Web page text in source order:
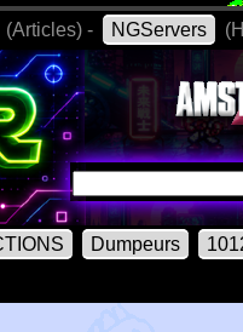
(Articles) - NGServers
Dumpeurs